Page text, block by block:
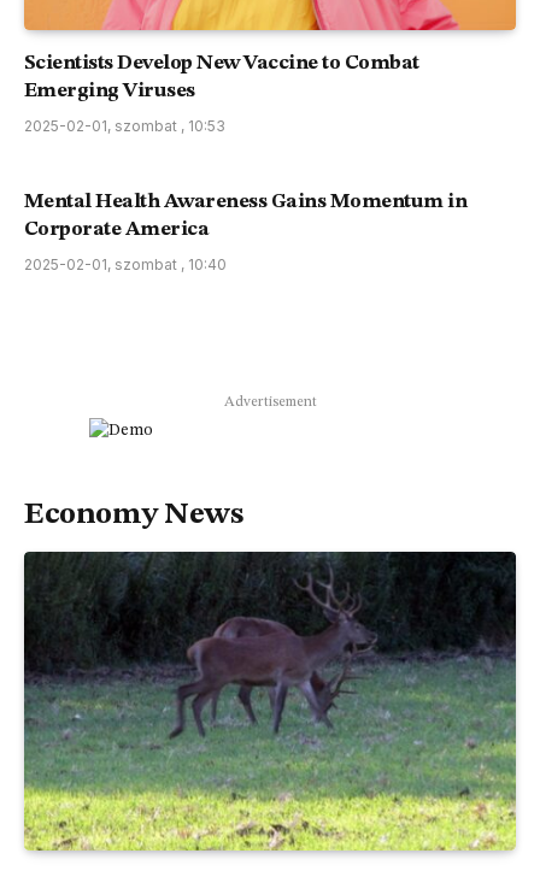
Scientists Develop New Vaccine to Combat
Emerging Viruses
2025-02-01, szombat , 10:53
Mental Health Awareness Gains Momentum in
Corporate America
2025-02-01, szombat , 10:40
Advertisement
Economy News